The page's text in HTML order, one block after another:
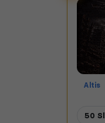
Altis
50